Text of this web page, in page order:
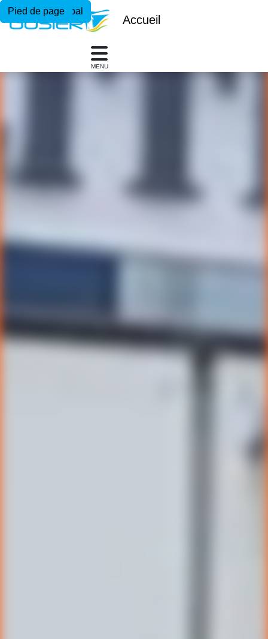
Menu principal
Contenu principal
Pied de page
Accueil
MENU